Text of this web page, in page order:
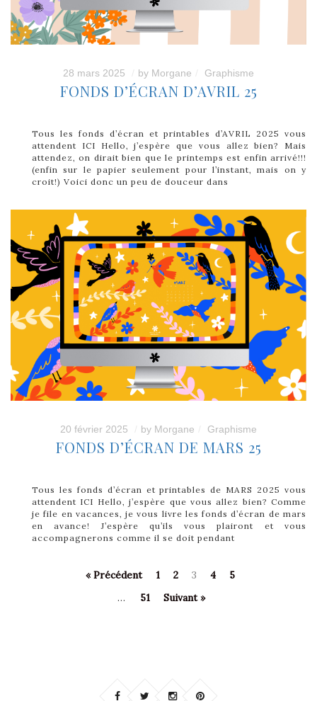
28 mars 2025 by Morgane Graphisme
FONDS D’ÉCRAN D’AVRIL 25
Tous les fonds d’écran et printables d’AVRIL 2025 vous
attendent ICI Hello, j’espère que vous allez bien? Mais
attendez, on dirait bien que le printemps est enfin arrivé!!!
(enfin sur le papier seulement pour l’instant, mais on y
croit!) Voici donc un peu de douceur dans
20 février 2025 by Morgane Graphisme
FONDS D’ÉCRAN DE MARS 25
Tous les fonds d’écran et printables de MARS 2025 vous
attendent ICI Hello, j’espère que vous allez bien? Comme
je file en vacances, je vous livre les fonds d’écran de mars
en avance! J’espère qu’ils vous plairont et vous
accompagnerons comme il se doit pendant
« Précédent 1 2 3 4
5
…
51 Suivant »